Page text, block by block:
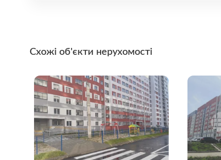
Схожі об'єкти нерухомості